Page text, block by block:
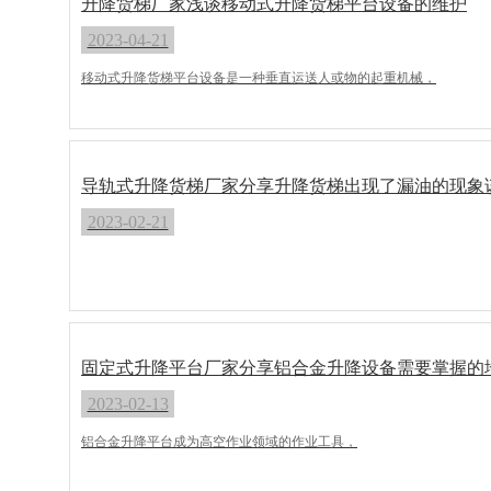
2023-04-21
移动式升降货梯平台设备是一种垂直运送人或物的起重机械，
导轨式升降货梯厂家分享升降货梯出现了漏油的现象
2023-02-21
固定式升降平台厂家分享铝合金升降设备需要掌握的
2023-02-13
铝合金升降平台​成为高空作业领域的作业工具，